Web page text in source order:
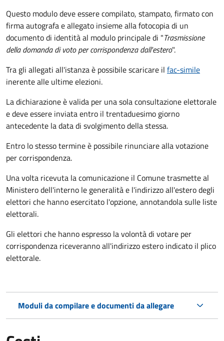
Questo modulo deve essere compilato, stampato, firmato con
firma autografa e allegato insieme alla fotocopia di un
documento di identità al modulo principale di "Trasmissione
della domanda di voto per corrispondenza dall'estero".
Tra gli allegati all'istanza è possibile scaricare il fac-simile
inerente alle ultime elezioni.
La dichiarazione è valida per una sola consultazione elettorale
e deve essere inviata entro il trentaduesimo giorno
antecedente la data di svolgimento della stessa.
Entro lo stesso termine è possibile rinunciare alla votazione
per corrispondenza.
Una volta ricevuta la comunicazione il Comune trasmette al
Ministero dell'interno le generalità e l'indirizzo all'estero degli
elettori che hanno esercitato l'opzione, annotandola sulle liste
elettorali.
Gli elettori che hanno espresso la volontà di votare per
corrispondenza riceveranno all'indirizzo estero indicato il plico
elettorale.
Moduli da compilare e documenti da allegare